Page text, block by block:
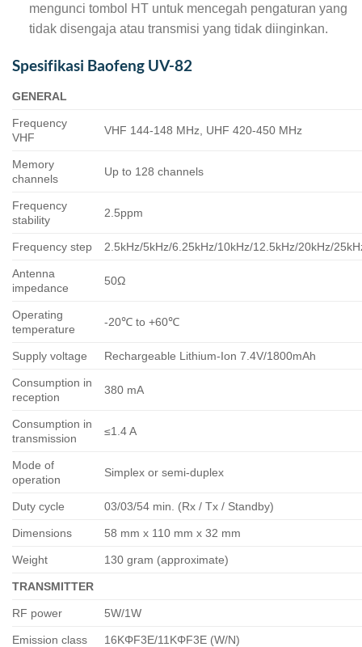
mengunci tombol HT untuk mencegah pengaturan yang
tidak disengaja atau transmisi yang tidak diinginkan.
Spesifikasi Baofeng UV-82
GENERAL
Frequency
VHF
VHF 144-148 MHz, UHF 420-450 MHz
Memory
channels
Up to 128 channels
Frequency
stability
2.5ppm
Frequency step 2.5kHz/5kHz/6.25kHz/10kHz/12.5kHz/20kHz/
Antenna
impedance
50Ω
Operating
temperature
-20℃ to +60℃
Supply voltage Rechargeable Lithium-Ion 7.4V/1800mAh
Consumption in
reception
380 mA
Consumption in
transmission
≤1.4 A
Mode of
operation
Simplex or semi-duplex
Duty cycle 03/03/54 min. (Rx / Tx / Standby)
Dimensions 58 mm x 110 mm x 32 mm
Weight 130 gram (approximate)
TRANSMITTER
RF power 5W/1W
Emission class 16KΦF3E/11KΦF3E (W/N)